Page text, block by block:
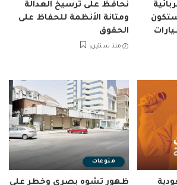
ستكون
نحافظ على ترسيخ العدالة
ومتانة الأنظمة للحفاظ على
الحقوق
منذ سنتين
منوعات
ظهور تشوه بصري وخطر على